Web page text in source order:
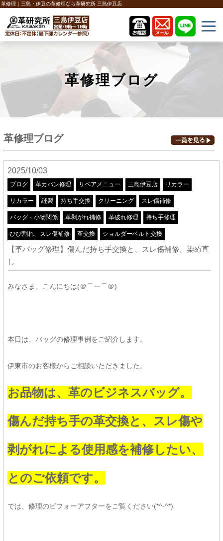
革修理｜三島・伊豆の革修理なら革研究所 三島伊豆店
革修理ブログ
革修理ブログ
2025/10/03
ブログ 革カバン修理 リペアメニュー 三島伊豆店 リカラー
リカラー 縫製 持ち手交換 クリーニング スレ傷補修
バッグ・小物関係 革剥がれ補修 革破れ修理 持ち手修理
ひび割れ、スレ傷補修 革交換 ショルダーベルト交換
【革バッグ修理】傷んだ持ち手交換と、スレ傷補修、染め直
し
みなさま、こんにちは(＠⌒ー⌒＠)
本日は、バッグの修理事例をご紹介します。
伊東市のお客様からご相談いただきました。
お品物は、革のビジネスバッグ。
傷んだ持ち手の革交換と、スレ傷や
剥がれによる使用感を補修したい、
とのご依頼です。
では、修理のビフォーアフターをご覧ください(*^-^*)